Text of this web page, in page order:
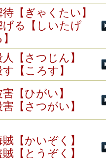
待【ぎゃくたい】
げる【しいたげ
人【さつじん】
す【ころす】
害【ひがい】
害【さつがい】
賊【かいぞく】
賊【とうぞく】